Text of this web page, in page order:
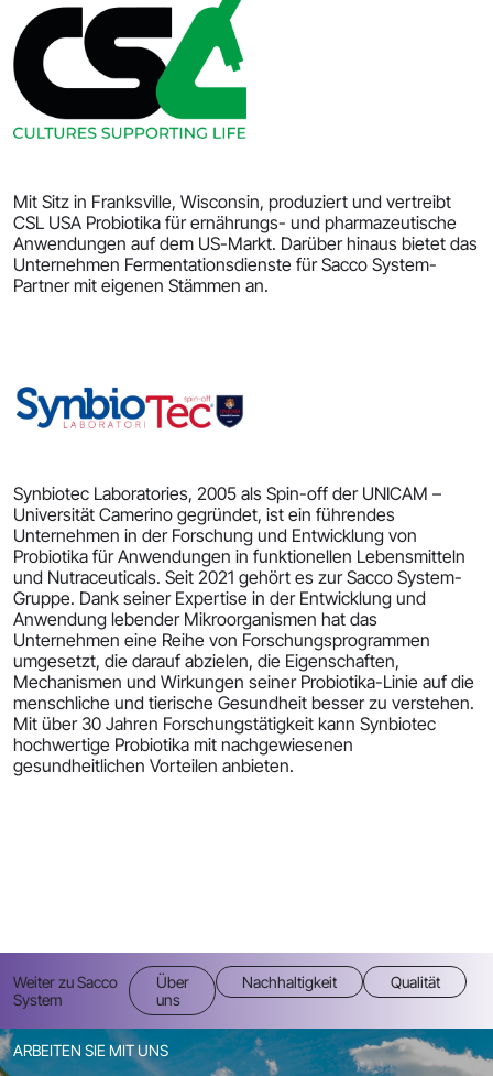
Weiter zu Sacco
System
Über
uns
Nachhaltigkeit Qualität
Mit Sitz in Franksville, Wisconsin, produziert und vertreibt
CSL USA Probiotika für ernährungs- und pharmazeutische
Anwendungen auf dem US-Markt. Darüber hinaus bietet das
Unternehmen Fermentationsdienste für Sacco System-
Partner mit eigenen Stämmen an.
Synbiotec Laboratories, 2005 als Spin-off der UNICAM –
Universität Camerino gegründet, ist ein führendes
Unternehmen in der Forschung und Entwicklung von
Probiotika für Anwendungen in funktionellen Lebensmitteln
und Nutraceuticals. Seit 2021 gehört es zur Sacco System-
Gruppe. Dank seiner Expertise in der Entwicklung und
Anwendung lebender Mikroorganismen hat das
Unternehmen eine Reihe von Forschungsprogrammen
umgesetzt, die darauf abzielen, die Eigenschaften,
Mechanismen und Wirkungen seiner Probiotika-Linie auf die
menschliche und tierische Gesundheit besser zu verstehen.
Mit über 30 Jahren Forschungstätigkeit kann Synbiotec
hochwertige Probiotika mit nachgewiesenen
gesundheitlichen Vorteilen anbieten.
ARBEITEN SIE MIT UNS